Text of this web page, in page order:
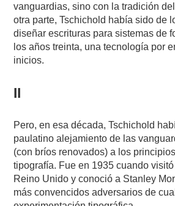
vanguardias, sino con la tradición
otra parte, Tschichold había sido de
diseñar escrituras para sistemas de
los años treinta, una tecnología por
inicios.
II
Pero, en esa década, Tschichold
paulatino alejamiento de las
(con bríos renovados) a los
tipografía. Fue en 1935 cuando
Reino Unido y conoció a Stanley
más convencidos adversarios de